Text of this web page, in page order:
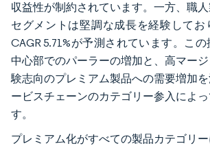
収益性が制約されています。一方、職
セグメントは堅調な成長を経験してお
CAGR 5.71%が予測されています。こ
中心部でのパーラーの増加と、高マー
験志向のプレミアム製品への需要増加
ービスチェーンのカテゴリー参入によ
す。
プレミアム化がすべての製品カテゴリ